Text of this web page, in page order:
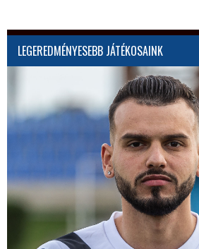
LEGEREDMÉNYESEBB JÁTÉKOSAINK